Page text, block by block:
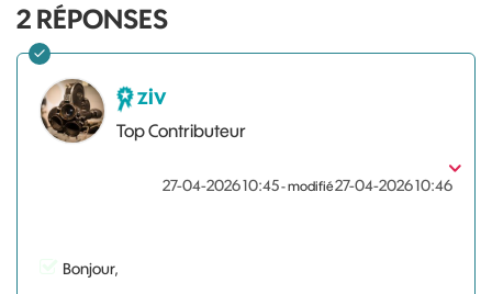
2 RÉPONSES
ziv
Top Contributeur
‎27-04-202610:45- modifié‎27-04-202610:46
Bonjour,